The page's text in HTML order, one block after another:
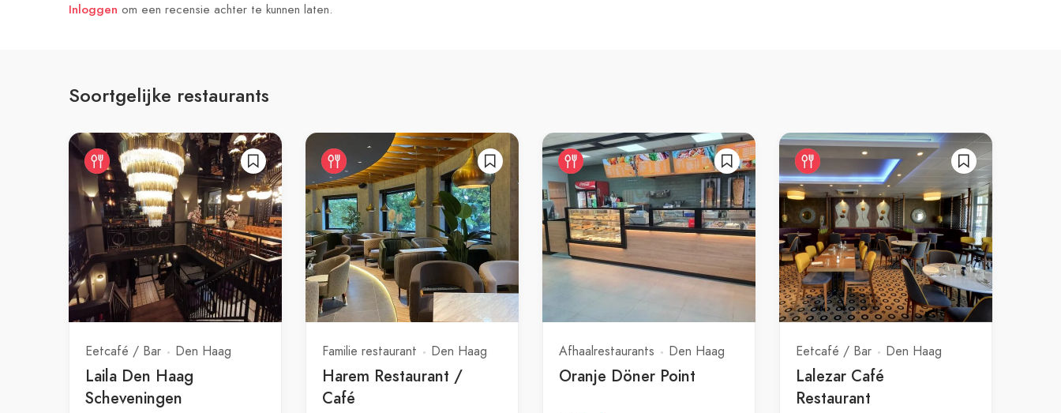
Inloggen om een recensie achter te kunnen laten.
Soortgelijke restaurants
Eetcafé / Bar Den Haag
Laila Den Haag
Scheveningen
Familie restaurant Den Haag
Harem Restaurant /
Café
Afhaalrestaurants Den Haag
Oranje Döner Point
Eetcafé / Bar Den Haag
Lalezar Café
Restaurant